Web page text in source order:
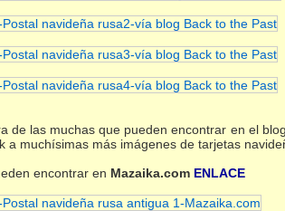
de las muchas que pueden encontrar en el blog
a muchísimas más imágenes de tarjetas
encontrar en Mazaika.com ENLACE